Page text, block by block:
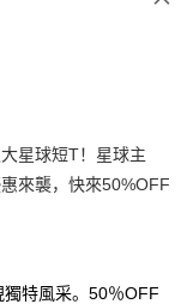
星球短T！星球主
來襲，快來50%OFF
特風采。50％OFF